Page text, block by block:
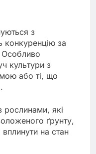
з
конкуренцію за
Особливо
культури з
або ті, що
рослинами, які
ґрунту,
на стан